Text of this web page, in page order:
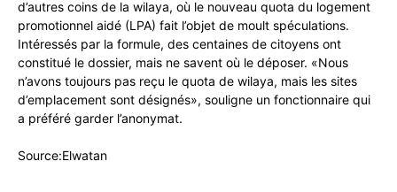
d’autres coins de la wilaya, où le nouveau quota du logement
promotionnel aidé (LPA) fait l’objet de moult spéculations.
Intéressés par la formule, des centaines de citoyens ont
constitué le dossier, mais ne savent où le déposer. «Nous
n’avons toujours pas reçu le quota de wilaya, mais les sites
d’emplacement sont désignés», souligne un fonctionnaire qui
a préféré garder l’anonymat.
Source:Elwatan